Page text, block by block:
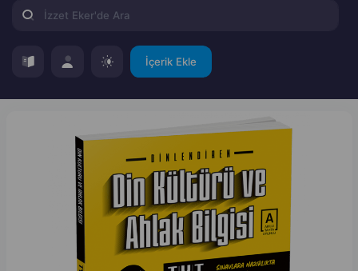
İçerik Ekle